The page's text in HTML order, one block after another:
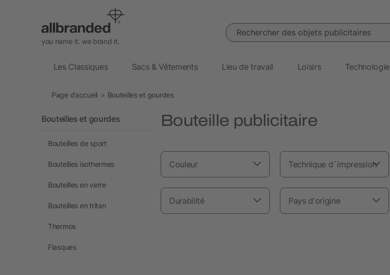
you name it. we brand it.
Rechercher des objets publicitaires
Les Classiques Sacs & Vêtements Lieu de travail Loisirs Technologie
Page d’accueil Bouteilles et gourdes
Bouteille publicitaire
Couleur Technique d´impression
Durabilité Pays d'origine
Bouteilles et gourdes
Bouteilles de sport
Bouteilles isothermes
Bouteilles en verre
Bouteilles en tritan
Thermos
Flasques